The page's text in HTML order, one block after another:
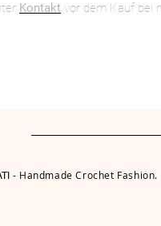
Kontakt vor dem Kauf bei
- Handmade Crochet Fashion.